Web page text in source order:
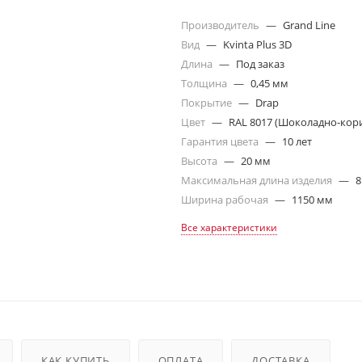
Производитель — Grand Line
Вид — Kvinta Plus 3D
Длина — Под заказ
Толщина — 0,45 мм
Покрытие — Drap
Цвет — RAL 8017 (Шоколадно-
Гарантия цвета — 10 лет
Высота — 20 мм
Максимальная длина изделия —
Ширина рабочая — 1150 мм
Все характеристики